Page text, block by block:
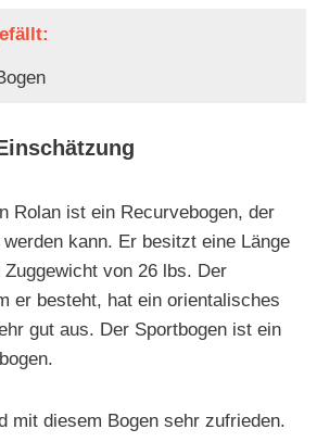
Rolan ist ein Recurvebogen, der
kann. Er besitzt eine Länge
von 26 lbs. Der
er besteht, hat ein orientalisches
gut aus. Der Sportbogen ist ein
mit diesem Bogen sehr zufrieden.